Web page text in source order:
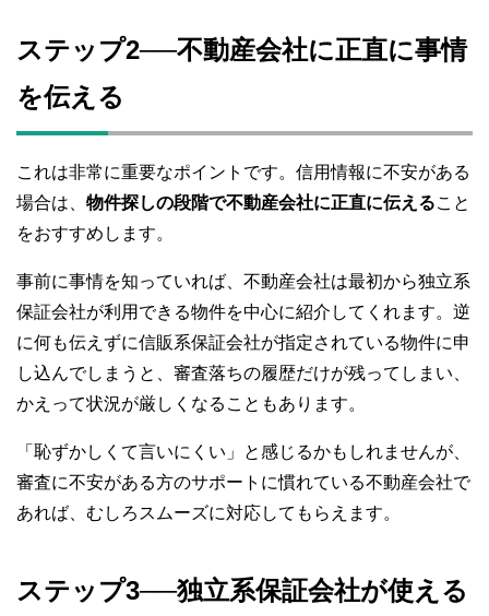
ステップ2──不動産会社に正直に事情
を伝える
これは非常に重要なポイントです。信用情報に不安がある
場合は、 物件探しの段階で不動産会社に正直に伝えること
をおすすめします。
事前に事情を知っていれば、不動産会社は最初から独立系
保証会社が利用できる物件を中心に紹介してくれます。逆
に何も伝えずに信販系保証会社が指定されている物件に申
し込んでしまうと、審査落ちの履歴だけが残ってしまい、
かえって状況が厳しくなることもあります。
「恥ずかしくて言いにくい」と感じるかもしれませんが、
審査に不安がある方のサポートに慣れている不動産会社で
あれば、むしろスムーズに対応してもらえます。
ステップ3──独立系保証会社が使える